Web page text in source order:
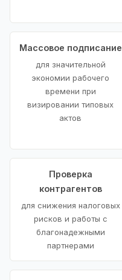
Массовое подписание
для значительной
экономии рабочего
времени при
визировании типовых
актов
Проверка
контрагентов
для снижения налоговых
рисков и работы с
благонадежными
партнерами